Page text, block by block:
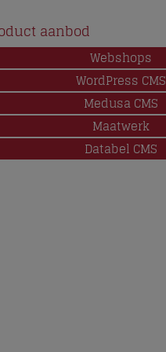
aanbod
Webshops
WordPress CMS
Medusa CMS
Maatwerk
Databel CMS